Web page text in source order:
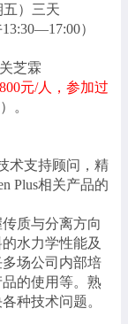
五）三天
）
芝霖
元/人，参加过
）。
术支持顾问，精
Plus相关产品的
质与分离方向
水力学性能及
场公司内部培
的使用等。熟
种技术问题。